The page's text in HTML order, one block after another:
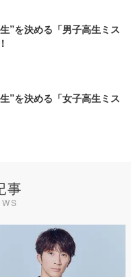
”を決める「男子高生ミス
”を決める「女子高生ミス
事